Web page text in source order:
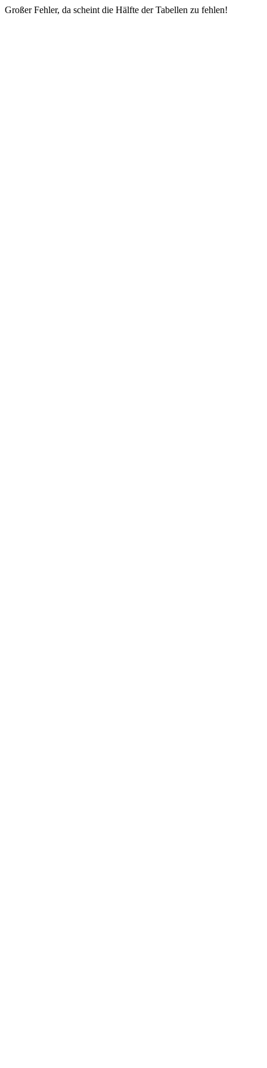
Großer Fehler, da scheint die Hälfte der Tabellen zu fehlen!